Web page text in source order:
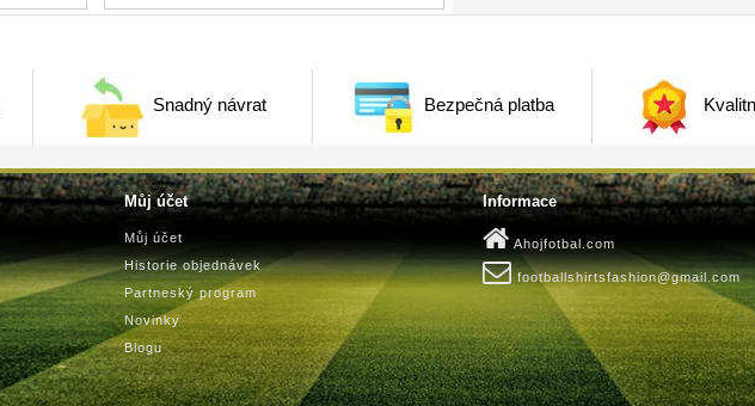
Snadný návrat Bezpečná platba
Můj účet
Můj účet
Historie objednávek
Partneský program
Novinky
Blogu
Informace
Ahojfotbal.com
footballshirtsfashion@gmail.com